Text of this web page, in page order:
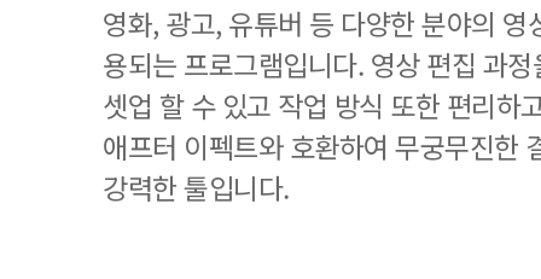
영화, 광고, 유튜버 등 다양한 분야의
용되는 프로그램입니다. 영상 편집 과
셋업 할 수 있고 작업 방식 또한 편리하
애프터 이펙트와 호환하여 무궁무진한
강력한 툴입니다.